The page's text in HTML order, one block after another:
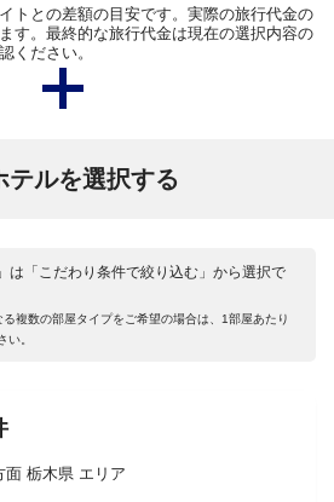
トとの差額の目安です。実際の旅行代金の
す。最終的な旅行代金は現在の選択内容の
ください。
テルを選択する
は「こだわり条件で絞り込む」から選択で
複数の部屋タイプをご希望の場合は、1部屋あたり
い。
面 栃木県 エリア